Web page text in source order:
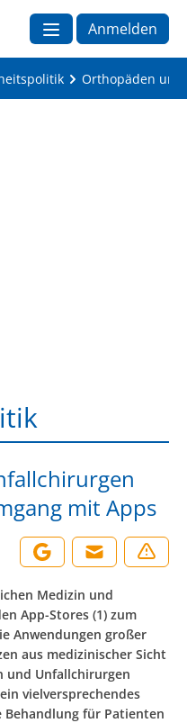
Anmelden
Orthopäden und
mit Apps
Medizin und
App-Stores (1) zum
Anwendungen großer
aus medizinischer Sicht
und Unfallchirurgen
vielversprechendes
Behandlung für Patienten